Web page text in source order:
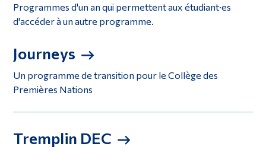
Programmes d'un an qui permettent aux étudiant·es
d'accéder à un autre programme.
Journeys
Un programme de transition pour le Collège des
Premières Nations
Tremplin DEC